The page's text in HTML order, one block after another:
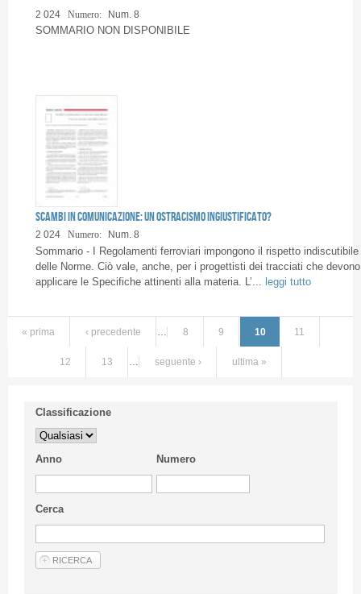
2 024 Numero: Num. 8
SOMMARIO NON DISPONIBILE
Scambi in comunicazione: un ostracismo ingiustificato?
2 024 Numero: Num. 8
Sommario - I Regolamenti ferroviari impongono il rispetto indiscutibile
delle Norme. Ciò vale, anche, per i progettisti dei tracciati che devono
applicare le Specifiche attinenti alla materia. L’... leggi tutto
« prima ‹ precedente 8 9 10 11
12 13 … seguente › ultima »
Classificazione
Anno Numero
Cerca